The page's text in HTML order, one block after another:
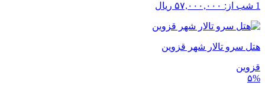
1 شب از: ۵۷,۰۰۰,۰۰۰ ریال
هتل سرو تالار شهر قزوین
قزوین
۵%